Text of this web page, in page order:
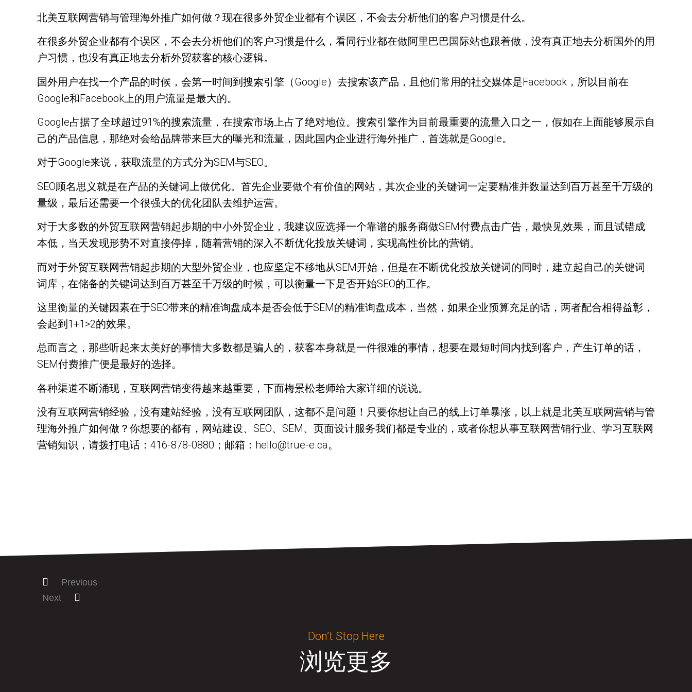
北美互联网营销与管理海外推广如何做？现在很多外贸企业都有个误区，不会去分析他们的客户习惯是什么。
在很多外贸企业都有个误区，不会去分析他们的客户习惯是什么，看同行业都在做阿里巴巴国际站也跟着做，没有真正地去分析国外的用
户习惯，也没有真正地去分析外贸获客的核心逻辑。
国外用户在找一个产品的时候，会第一时间到搜索引擎（Google）去搜索该产品，且他们常用的社交媒体是Facebook，所以目前在
Google和Facebook上的用户流量是最大的。
Google占据了全球超过91%的搜索流量，在搜索市场上占了绝对地位。搜索引擎作为目前最重要的流量入口之一，假如在上面能够展示自
己的产品信息，那绝对会给品牌带来巨大的曝光和流量，因此国内企业进行海外推广，首选就是Google。
对于Google来说，获取流量的方式分为SEM与SEO。
SEO顾名思义就是在产品的关键词上做优化。首先企业要做个有价值的网站，其次企业的关键词一定要精准并数量达到百万甚至千万级的
量级，最后还需要一个很强大的优化团队去维护运营。
对于大多数的外贸互联网营销起步期的中小外贸企业，我建议应选择一个靠谱的服务商做SEM付费点击广告，最快见效果，而且试错成
本低，当天发现形势不对直接停掉，随着营销的深入不断优化投放关键词，实现高性价比的营销。
而对于外贸互联网营销起步期的大型外贸企业，也应坚定不移地从SEM开始，但是在不断优化投放关键词的同时，建立起自己的关键词
词库，在储备的关键词达到百万甚至千万级的时候，可以衡量一下是否开始SEO的工作。
这里衡量的关键因素在于SEO带来的精准询盘成本是否会低于SEM的精准询盘成本，当然，如果企业预算充足的话，两者配合相得益彰，
会起到1+1>2的效果。
总而言之，那些听起来太美好的事情大多数都是骗人的，获客本身就是一件很难的事情，想要在最短时间内找到客户，产生订单的话，
SEM付费推广便是最好的选择。
各种渠道不断涌现，互联网营销变得越来越重要，下面梅景松老师给大家详细的说说。
没有互联网营销经验，没有建站经验，没有互联网团队，这都不是问题！只要你想让自己的线上订单暴涨，以上就是北美互联网营销与管
理海外推广如何做？你想要的都有，网站建设、SEO、SEM、页面设计服务我们都是专业的，或者你想从事互联网营销行业、学习互联网
营销知识，请拨打电话：416-878-0880；邮箱：hello@true-e.ca。
Previous
Next
Don’t Stop Here
浏览更多